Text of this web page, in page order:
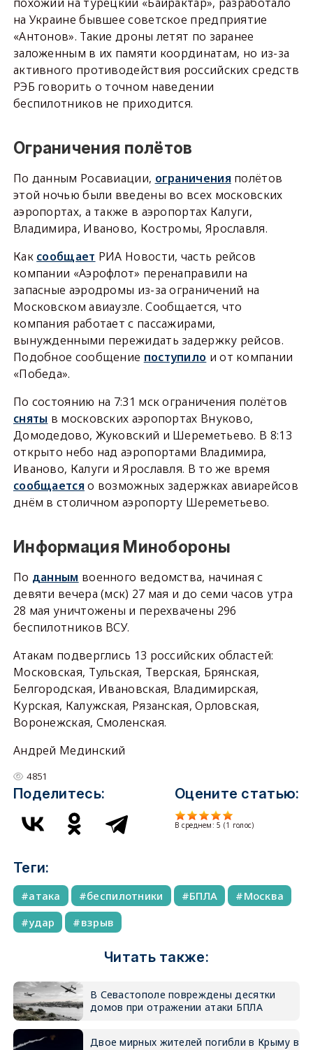
на Украине бывшее советское предприятие
«Антонов». Такие дроны летят по заранее
заложенным в их памяти координатам, но из-за
активного противодействия российских средств
РЭБ говорить о точном наведении
беспилотников не приходится.
Ограничения полётов
По данным Росавиации, ограничения полётов
этой ночью были введены во всех московских
аэропортах, а также в аэропортах Калуги,
Владимира, Иваново, Костромы, Ярославля.
Как сообщает РИА Новости, часть рейсов
компании «Аэрофлот» перенаправили на
запасные аэродромы из-за ограничений на
Московском авиаузле. Сообщается, что
компания работает с пассажирами,
вынужденными пережидать задержку рейсов.
Подобное сообщение поступило и от компании
«Победа».
По состоянию на 7:31 мск ограничения полётов
сняты в московских аэропортах Внуково,
Домодедово, Жуковский и Шереметьево. В 8:13
открыто небо над аэропортами Владимира,
Иваново, Калуги и Ярославля. В то же время
сообщается о возможных задержках авиарейсов
днём в столичном аэропорту Шереметьево.
Информация Минобороны
По данным военного ведомства, начиная с
девяти вечера (мск) 27 мая и до семи часов утра
28 мая уничтожены и перехвачены 296
беспилотников ВСУ.
Атакам подверглись 13 российских областей:
Московская, Тульская, Тверская, Брянская,
Белгородская, Ивановская, Владимирская,
Курская, Калужская, Рязанская, Орловская,
Воронежская, Смоленская.
Андрей Мединский
4851
Поделитесь: Оцените статью:
В среднем:5 (1 голос)
Теги:
атака беспилотники БПЛА
Москва
удар
взрыв
Читать также:
В Севастополе повреждены десятки
домов при отражении атаки БПЛА
Двое мирных жителей погибли в Крыму в